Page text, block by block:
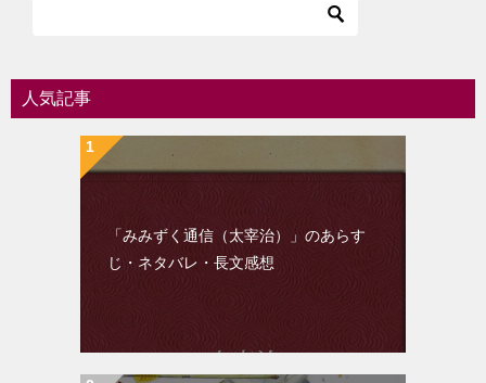
シ人気記事
「みみずく通信（太宰治）」のあらす
じ・ネタバレ・長文感想